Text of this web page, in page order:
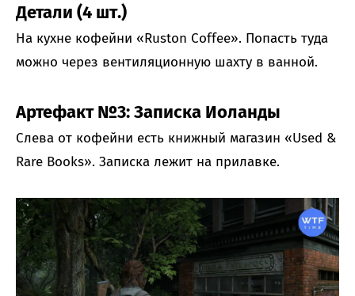
Детали (4 шт.)
На кухне кофейни «Ruston Coffee». Попасть туда
можно через вентиляционную шахту в ванной.
Артефакт №3: Записка Иоланды
Слева от кофейни есть книжный магазин «Used &
Rare Books». Записка лежит на прилавке.